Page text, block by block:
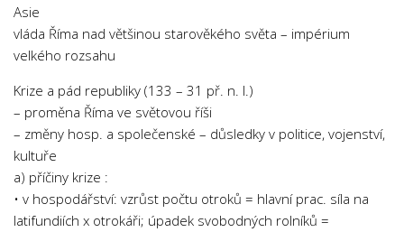
Asie
vláda Říma nad většinou starověkého světa – impérium
velkého rozsahu
Krize a pád republiky (133 – 31 př. n. l.)
– proměna Říma ve světovou říši
– změny hosp. a společenské – důsledky v politice, vojenství,
kultuře
a) příčiny krize :
• v hospodářství: vzrůst počtu otroků = hlavní prac. síla na
latifundiích x otrokáři; úpadek svobodných rolníků =